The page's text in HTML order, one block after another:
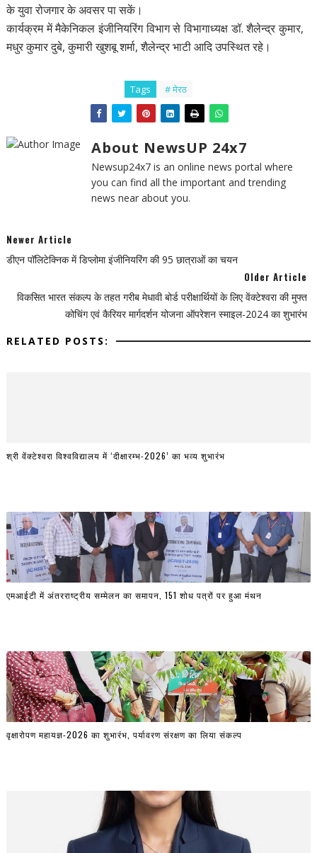
के युवा रोजगार के अवसर पा सकें।
कार्यक्रम में मैकेनिकल इंजीनियरिंग विभाग से विभागाध्यक्ष डॉ. शैलेन्द्र कुमार,
मधुर कुमार दुबे, कुमारी खुशबू शर्मा, शैलेन्द्र भाटी आदि उपस्थित रहे।
Tags # मेरठ
About NewsUP 24x7
Newsup24x7 is an online news portal where
you can find all the important and trending
news near about you.
Newer Article
डीएन पॉलिटेक्निक में डिप्लोमा इंजीनियरिंग की 95 छात्राओं का चयन
Older Article
विकसित भारत संकल्प के तहत गरीब मेधावी बोर्ड परीक्षार्थियों के लिए वेंक्टेश्वरा की मुफ्त
कोचिंग एवं कैरियर मार्गदर्शन योजना ऑपरेशन स्माइल-2024 का शुभारंभ
RELATED POSTS:
श्री वेंक्टेश्वरा विश्वविद्यालय में ‘दीक्षारम्भ-2026’ का भव्य शुभारंभ
एमआईटी में अंतरराष्ट्रीय सम्मेलन का समापन, 151 शोध पत्रों पर हुआ मंथन
वृक्षारोपण महायज्ञ-2026 का शुभारंभ, पर्यावरण संरक्षण का लिया संकल्प